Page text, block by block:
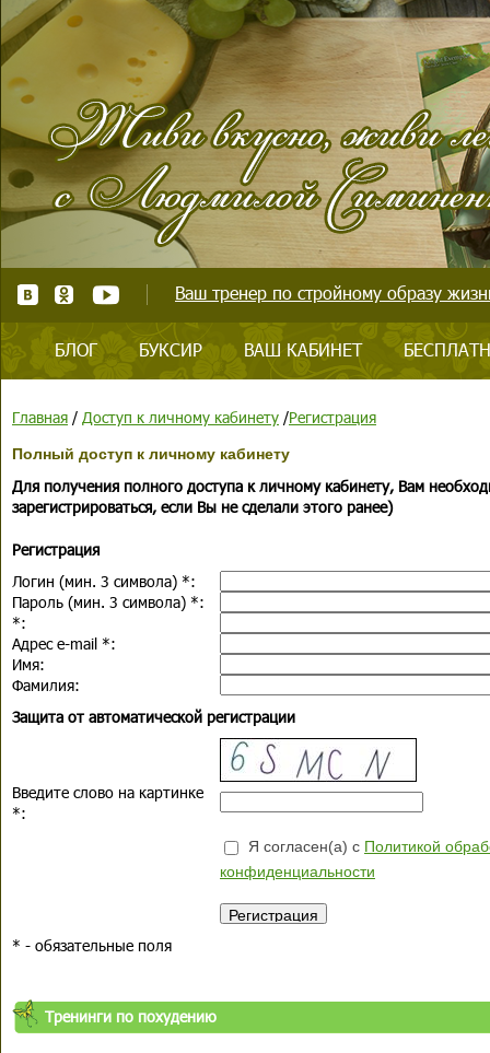
Ваш тренер по стройному образу
БЛОГ БУКСИР ВАШ КАБИНЕТ
Главная / Доступ к личному кабинету /Регистрация
Полный доступ к личному кабинету
Для получения полного доступа к личному кабинету, Вам
зарегистрироваться, если Вы не сделали этого ранее)
Регистрация
Логин (мин. 3 символа) *:
Пароль (мин. 3 символа) *:
*:
Адрес e-mail *:
Имя:
Фамилия:
Защита от автоматической регистрации
Введите слово на картинке
*:
Я согласен(а) с Политикой
конфиденциальности
* - обязательные поля
Тренинги по похудению